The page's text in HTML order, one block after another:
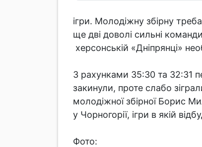
ігри. Молодіжну збірну
ще дві доволі сильні
херсонській «Дніпрянці»
З рахунками 35:30 та 32:31
закинули, проте слабо
молодіжної збірної Борис
у Чорногорії, ігри в якій
Фото: